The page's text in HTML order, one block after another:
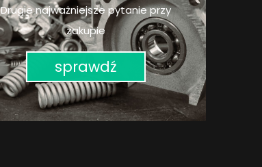
Drugie najważniejsze pytanie przy
zakupie
sprawdź